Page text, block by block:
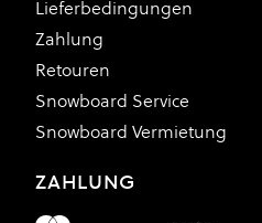
Lieferbedingungen
Zahlung
Retouren
Snowboard Service
Snowboard Vermietung
ZAHLUNG